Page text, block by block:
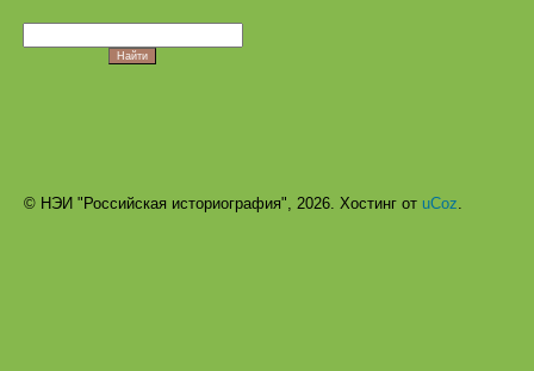
© НЭИ "Российская историография", 2026. Хостинг от uCoz.